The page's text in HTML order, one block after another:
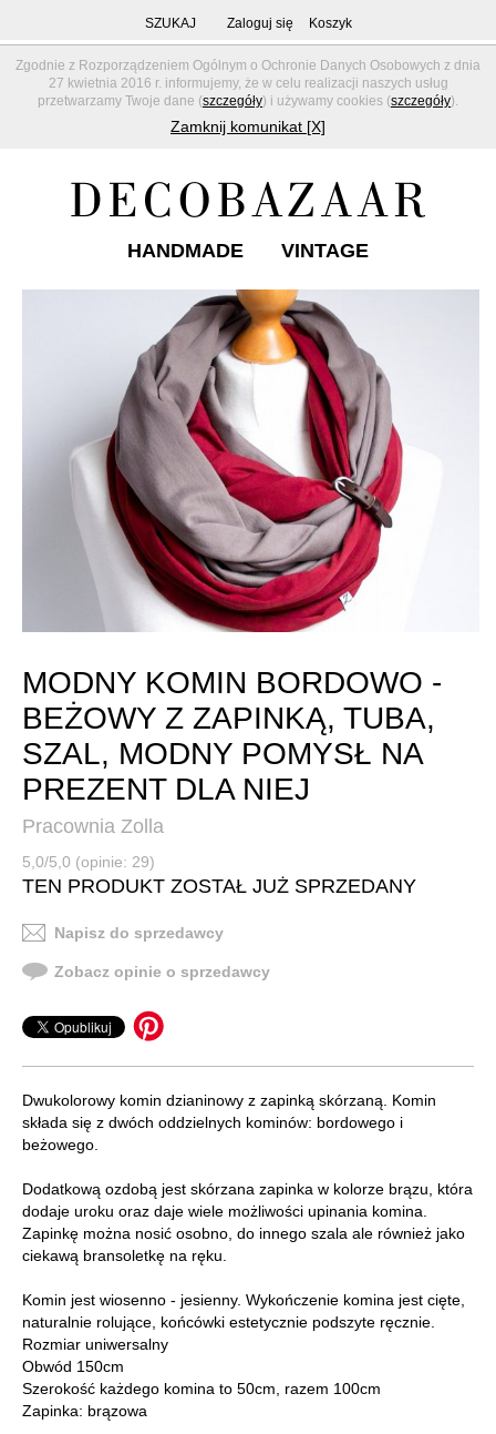
Zgodnie z Rozporządzeniem Ogólnym o Ochronie Danych Osobowych z dnia
27 kwietnia 2016 r. informujemy, że w celu realizacji naszych usług
przetwarzamy Twoje dane (szczegóły) i używamy cookies (szczegóły).
Zamknij komunikat [X]
SZUKAJ Zaloguj się Koszyk
HANDMADE VINTAGE
MODNY KOMIN BORDOWO -
BEŻOWY Z ZAPINKĄ, TUBA,
SZAL, MODNY POMYSŁ NA
PREZENT DLA NIEJ
Pracownia Zolla
5,0/5,0 (opinie: 29)
TEN PRODUKT ZOSTAŁ JUŻ SPRZEDANY
Napisz do sprzedawcy
Zobacz opinie o sprzedawcy
Dwukolorowy komin dzianinowy z zapinką skórzaną. Komin
składa się z dwóch oddzielnych kominów: bordowego i
beżowego.
Dodatkową ozdobą jest skórzana zapinka w kolorze brązu, która
dodaje uroku oraz daje wiele możliwości upinania komina.
Zapinkę można nosić osobno, do innego szala ale również jako
ciekawą bransoletkę na ręku.
Komin jest wiosenno - jesienny. Wykończenie komina jest cięte,
naturalnie rolujące, końcówki estetycznie podszyte ręcznie.
Rozmiar uniwersalny
Obwód 150cm
Szerokość każdego komina to 50cm, razem 100cm
Zapinka: brązowa